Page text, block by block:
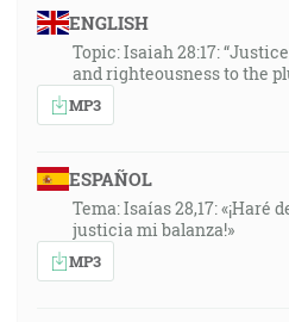
ENGLISH
Topic: Isaiah 28:17:
and righteousness to the
MP3
ESPAÑOL
Tema: Isaías 28,17: «¡Haré
justicia mi balanza!»
MP3